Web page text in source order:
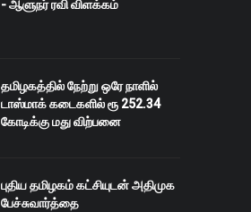
- ஆளுநர் ரவி விளக்கம்
தமிழகத்தில் நேற்று ஒரே நாளில்
டாஸ்மாக் கடைகளில் ரூ 252.34
கோடிக்கு மது விற்பனை
புதிய தமிழகம் கட்சியுடன் அதிமுக
பேச்சுவார்த்தை